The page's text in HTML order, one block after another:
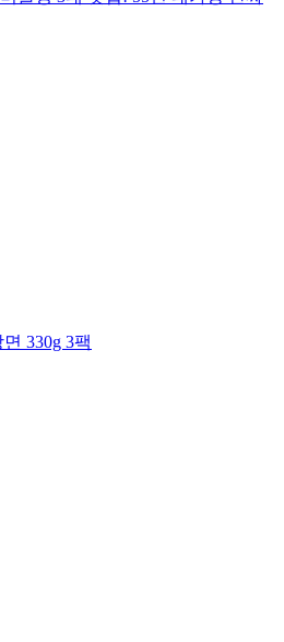
330g 3팩